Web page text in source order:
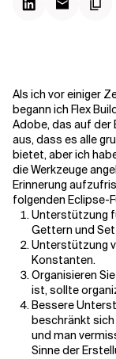
Als ich vor einiger
begann ich Flex
Adobe, das auf
aus, dass es alle
bietet, aber ich
die Werkzeuge
Erinnerung
folgenden Eclipse-
Unterstützung
Gettern und
Unterstützung
Konstanten.
Organisieren
ist, sollte
Bessere
beschränkt
und man
Sinne der